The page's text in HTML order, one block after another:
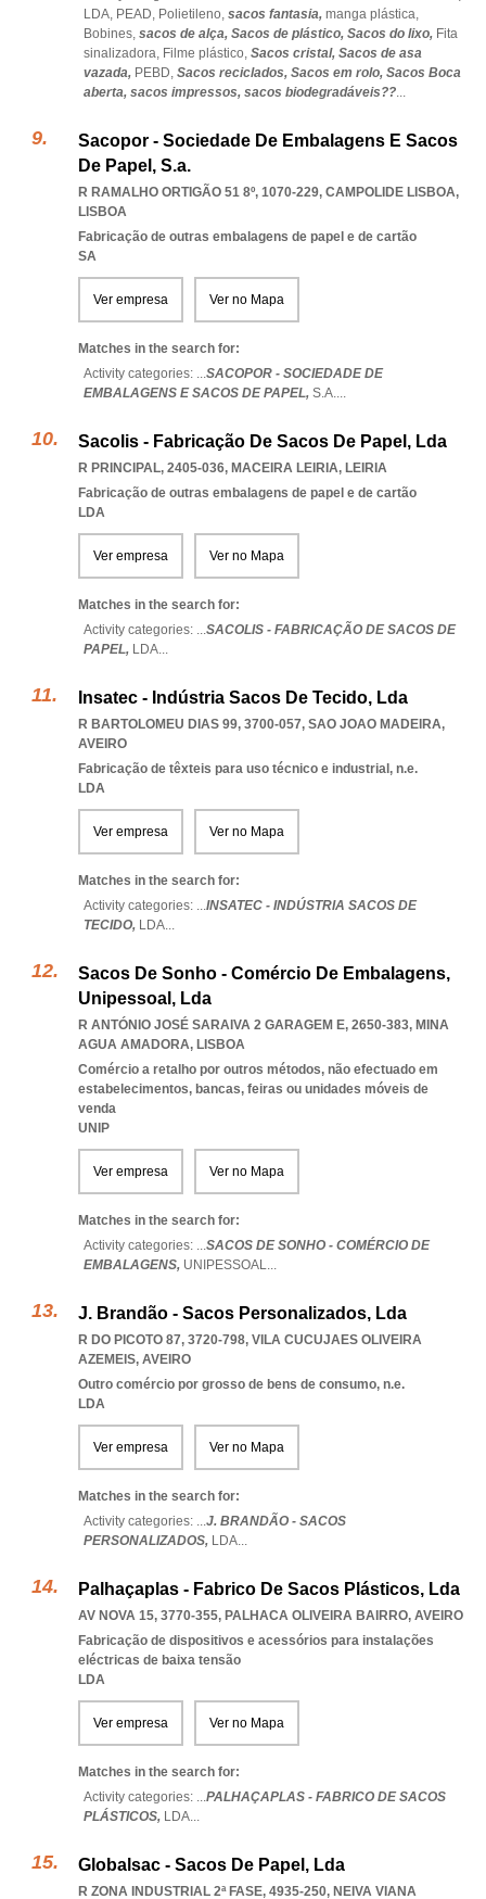
LDA, PEAD, Polietileno, sacos fantasia, manga plástica,
Bobines, sacos de alça, Sacos de plástico, Sacos do lixo, Fita
sinalizadora, Filme plástico, Sacos cristal, Sacos de asa
vazada, PEBD, Sacos reciclados, Sacos em rolo, Sacos Boca
aberta, sacos impressos, sacos biodegradáveis??...
Sacopor - Sociedade De Embalagens E Sacos
De Papel, S.a.
R RAMALHO ORTIGÃO 51 8º, 1070-229, CAMPOLIDE LISBOA,
LISBOA
Fabricação de outras embalagens de papel e de cartão
SA
Ver empresa Ver no Mapa
Matches in the search for:
Activity categories: ...SACOPOR - SOCIEDADE DE
EMBALAGENS E SACOS DE PAPEL, S.A....
Sacolis - Fabricação De Sacos De Papel, Lda
R PRINCIPAL, 2405-036, MACEIRA LEIRIA, LEIRIA
Fabricação de outras embalagens de papel e de cartão
LDA
Ver empresa Ver no Mapa
Matches in the search for:
Activity categories: ...SACOLIS - FABRICAÇÃO DE SACOS DE
PAPEL, LDA...
Insatec - Indústria Sacos De Tecido, Lda
R BARTOLOMEU DIAS 99, 3700-057, SAO JOAO MADEIRA,
AVEIRO
Fabricação de têxteis para uso técnico e industrial, n.e.
LDA
Ver empresa Ver no Mapa
Matches in the search for:
Activity categories: ...INSATEC - INDÚSTRIA SACOS DE
TECIDO, LDA...
Sacos De Sonho - Comércio De Embalagens,
Unipessoal, Lda
R ANTÓNIO JOSÉ SARAIVA 2 GARAGEM E, 2650-383, MINA
AGUA AMADORA, LISBOA
Comércio a retalho por outros métodos, não efectuado em
estabelecimentos, bancas, feiras ou unidades móveis de
venda
UNIP
Ver empresa Ver no Mapa
Matches in the search for:
Activity categories: ...SACOS DE SONHO - COMÉRCIO DE
EMBALAGENS, UNIPESSOAL...
J. Brandão - Sacos Personalizados, Lda
R DO PICOTO 87, 3720-798, VILA CUCUJAES OLIVEIRA
AZEMEIS, AVEIRO
Outro comércio por grosso de bens de consumo, n.e.
LDA
Ver empresa Ver no Mapa
Matches in the search for:
Activity categories: ...J. BRANDÃO - SACOS
PERSONALIZADOS, LDA...
Palhaçaplas - Fabrico De Sacos Plásticos, Lda
AV NOVA 15, 3770-355, PALHACA OLIVEIRA BAIRRO, AVEIRO
Fabricação de dispositivos e acessórios para instalações
eléctricas de baixa tensão
LDA
Ver empresa Ver no Mapa
Matches in the search for:
Activity categories: ...PALHAÇAPLAS - FABRICO DE SACOS
PLÁSTICOS, LDA...
Globalsac - Sacos De Papel, Lda
R ZONA INDUSTRIAL 2ª FASE, 4935-250, NEIVA VIANA